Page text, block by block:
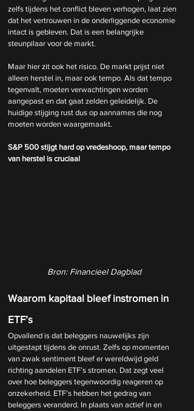
zelfs tijdens het conflict bleven verhogen, laat zien
dat het vertrouwen in de onderliggende economie
intact is gebleven. Dat is een belangrijke
steunpilaar voor de markt.
Maar hier zit ook het risico. De markt prijst niet
alleen herstel in, maar ook tempo. Als dat tempo
tegenvalt, moeten verwachtingen worden
aangepast en dat gaat zelden geleidelijk. De
huidige stijging rust dus op aannames die nog
moeten worden waargemaakt.
S&P 500 stijgt hard op vredeshoop, maar tempo
van herstel is cruciaal
Bron: Financieel Dagblad
Waarom kapitaal bleef instromen in
ETF’s
Opvallend is dat beleggers nauwelijks zijn
uitgestapt tijdens de onrust. Zelfs op momenten
van zwak sentiment bleef er wereldwijd geld
richting aandelen ETF’s stromen. Dat zegt veel
over hoe beleggers tegenwoordig reageren op
onzekerheid. ETF’s hebben het gedrag van
beleggers veranderd. In plaats van actief in en